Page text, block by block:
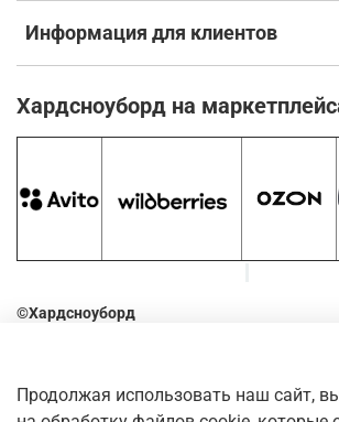
Информация для клиентов
Хардсноуборд на
©Хардсноуборд
Оставьте отзыв о нашем магазине.
камеру телефона на QR-
Продолжая использовать наш сайт,